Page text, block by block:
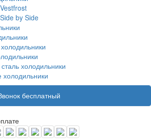
by Side
холодильники
бесплатный